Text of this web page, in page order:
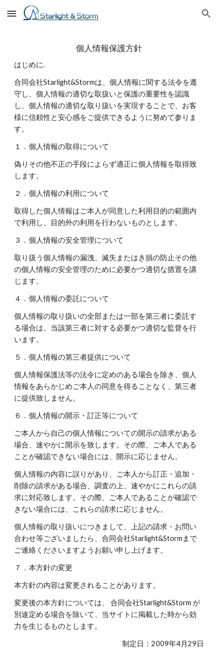
Skip to main content Skip to navigation
個人情報保護方針
はじめに.
合同会社Starlight&Stormは、個人情報に関する法令を遵
守し、個人情報の適切な取扱いと保護の重要性を認識
し、個人情報の適切な取り扱いを実現することで、お客
様に信頼性と安心感をご提供できるように努めて参りま
す。
１．個人情報の取得について
偽りその他不正の手段によらず適正に個人情報を取得致
します。
２．個人情報の利用について
取得した個人情報はご本人が同意した利用目的の範囲内
で利用し、目的外の利用を行わないものとします。
３．個人情報の安全管理について
取り扱う個人情報の漏洩、滅失またはき損の防止その他
の個人情報の安全管理のために必要かつ適切な措置を講
じます。
４．個人情報の委託について
個人情報の取り扱いの全部または一部を第三者に委託す
る場合は、当該第三者に対する必要かつ適切な監督を行
います。
５．個人情報の第三者提供について
個人情報保護法等の法令に定めのある場合を除き、個人
情報をあらかじめご本人の同意を得ることなく、第三者
に提供致しません。
６．個人情報の開示・訂正等について
ご本人から自己の個人情報についての開示の請求がある
場合、速やかに開示を致します。その際、ご本人である
ことが確認できない場合には、開示に応じません。
個人情報の内容に誤りがあり、ご本人から訂正・追加・
削除の請求がある場合、調査の上、速やかにこれらの請
求に対応致します。その際、ご本人であることが確認で
きない場合には、これらの請求に応じません。
個人情報の取り扱いにつきまして、上記の請求・お問い
合わせ等ございましたら、合同会社Starlight&Stormまで
ご連絡くださいますようお願い申し上げます。
７．本方針の変更
本方針の内容は変更されることがあります。
変更後の本方針については、 合同会社Starlight&Storm が
別途定める場合を除いて、当サイトに掲載した時から効
力を生じるものとします。
制定日：2009年4月29日